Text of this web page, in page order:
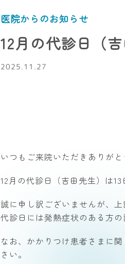
医院からのお知らせ
12月の代診日（
2025.11.27
いつもご来院いただきありがと
12月の代診日（吉田先生）は
誠に申し訳ございませんが、
代診日には発熱症状のある方
なお、かかりつけ患者さまに
さい。